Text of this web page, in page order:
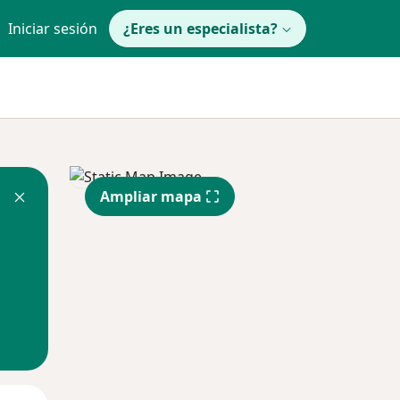
Iniciar sesión ¿Eres un especialista?
Ampliar mapa